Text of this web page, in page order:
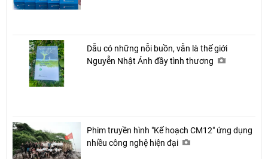
Dẫu có những nỗi buồn, vẫn là thế giới
Nguyễn Nhật Ánh đầy tình thương
Phim truyền hình "Kế hoạch CM12" ứng dụng
nhiều công nghệ hiện đại